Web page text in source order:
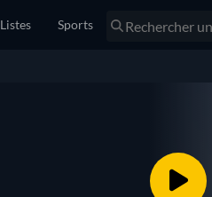
Listes Sports